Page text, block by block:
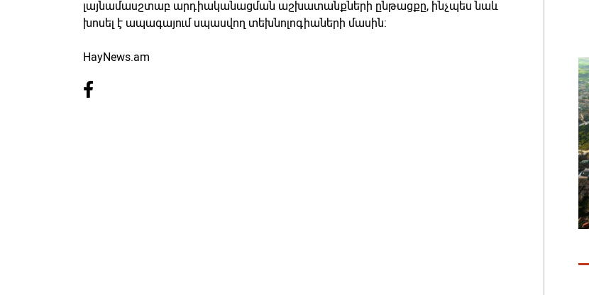
լայնամասշտաբ արդիականացման աշխատանքների ընթացքը, ինչպես նաև
խոսել է ապագայում սպասվող տեխնոլոգիաների մասին:
HayNews.am